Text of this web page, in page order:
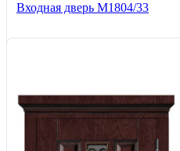
Входная дверь М1804/33